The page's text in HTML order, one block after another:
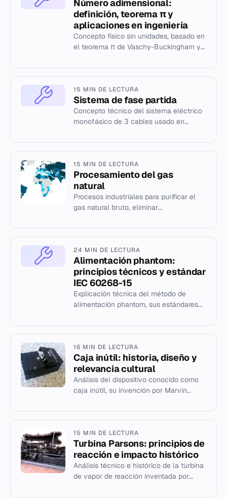
Número adimensional:
definición, teorema π y
aplicaciones en ingeniería
Concepto físico sin unidades, basado en
el teorema π de Vaschy-Buckingham y
15 MIN DE LECTURA
Sistema de fase partida
Concepto técnico del sistema eléctrico
monofásico de 3 cables usado en
15 MIN DE LECTURA
Procesamiento del gas
natural
Procesos industriales para purificar el
gas natural bruto, eliminar
24 MIN DE LECTURA
Alimentación phantom:
principios técnicos y estándar
IEC 60268-15
Explicación técnica del método de
alimentación phantom, sus estándares
16 MIN DE LECTURA
Caja inútil: historia, diseño y
relevancia cultural
Análisis del dispositivo conocido como
caja inútil, su invención por Marvin
15 MIN DE LECTURA
Turbina Parsons: principios de
reacción e impacto histórico
Análisis técnico e histórico de la turbina
de vapor de reacción inventada por